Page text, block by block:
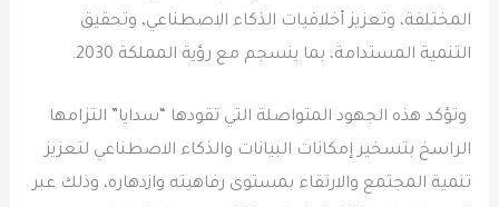
المختلفة، وتعزيز أخلاقيات الذكاء الاصطناعي، وتحقيق
التنمية المستدامة، بما ينسجم مع رؤية المملكة 2030.
وتؤكد هذه الجهود المتواصلة التي تقودها “سدايا” التزامها
الراسخ بتسخير إمكانات البيانات والذكاء الاصطناعي لتعزيز
تنمية المجتمع والارتقاء بمستوى رفاهيته وازدهاره، وذلك عبر